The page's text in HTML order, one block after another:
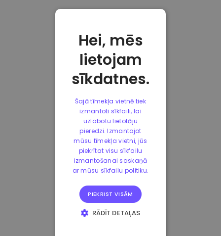
Hei, mēs
lietojam
sīkdatnes.
Šajā tīmekļa vietnē tiek
izmantoti sīkfaili, lai
uzlabotu lietotāju
pieredzi. Izmantojot
mūsu tīmekļa vietni, jūs
piekrītat visu sīkfailu
izmantošanai saskaņā
ar mūsu sīkfailu politiku.
PIEKRIST VISĀM
RĀDĪT DETAĻAS